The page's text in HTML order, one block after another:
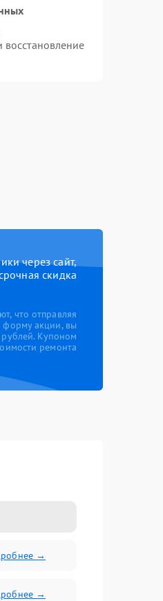
через сайт,
скидка
что отправляя
форму акции, вы
Купоном
ремонта
→
→